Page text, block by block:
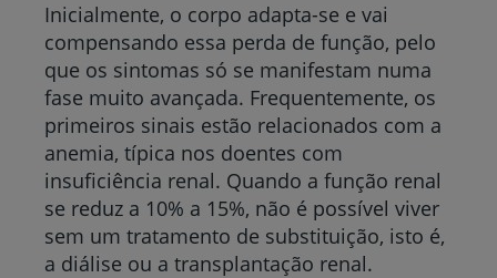
Inicialmente, o corpo adapta-se e vai
compensando essa perda de função, pelo
que os sintomas só se manifestam numa
fase muito avançada. Frequentemente, os
primeiros sinais estão relacionados com a
anemia, típica nos doentes com
insuficiência renal. Quando a função renal
se reduz a 10% a 15%, não é possível viver
sem um tratamento de substituição, isto é,
a diálise ou a transplantação renal.